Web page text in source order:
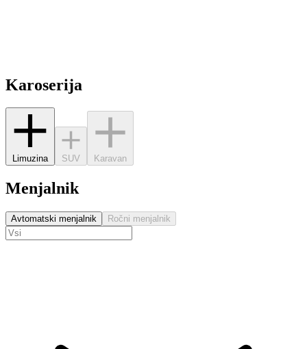
Karoserija
Limuzina SUV Karavan
Menjalnik
Avtomatski menjalnik Ročni menjalnik